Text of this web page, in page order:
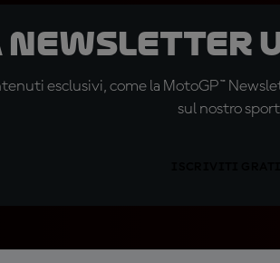
newsletter
esclusivi, come la MotoGP™
sul nostro